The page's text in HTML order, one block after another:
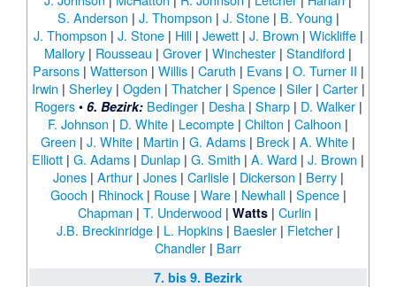
S. Anderson | J. Thompson | J. Stone| B. Young |
J. Thompson | J. Stone| Hill| Jewett| J. Brown | Wickliffe|
Mallory | Rousseau | Grover | Winchester | Standiford |
Parsons| Watterson | Willis| Caruth | Evans| O. Turner II |
Irwin | Sherley| Ogden | Thatcher| Spence| Siler| Carter|
Rogers• 6. Bezirk: Bedinger| Desha| Sharp| D. Walker|
F. Johnson | D. White | Lecompte | Chilton | Calhoon |
Green | J. White | Martin | G. Adams | Breck | A. White |
Elliott | G. Adams | Dunlap | G. Smith | A. Ward | J. Brown |
Jones| Arthur| Jones| Carlisle| Dickerson | Berry|
Gooch | Rhinock| Rouse| Ware| Newhall| Spence|
Chapman | T. Underwood | Watts | Curlin |
J.B. Breckinridge| L. Hopkins| Baesler| Fletcher|
Chandler | Barr
7. bis 9. Bezirk